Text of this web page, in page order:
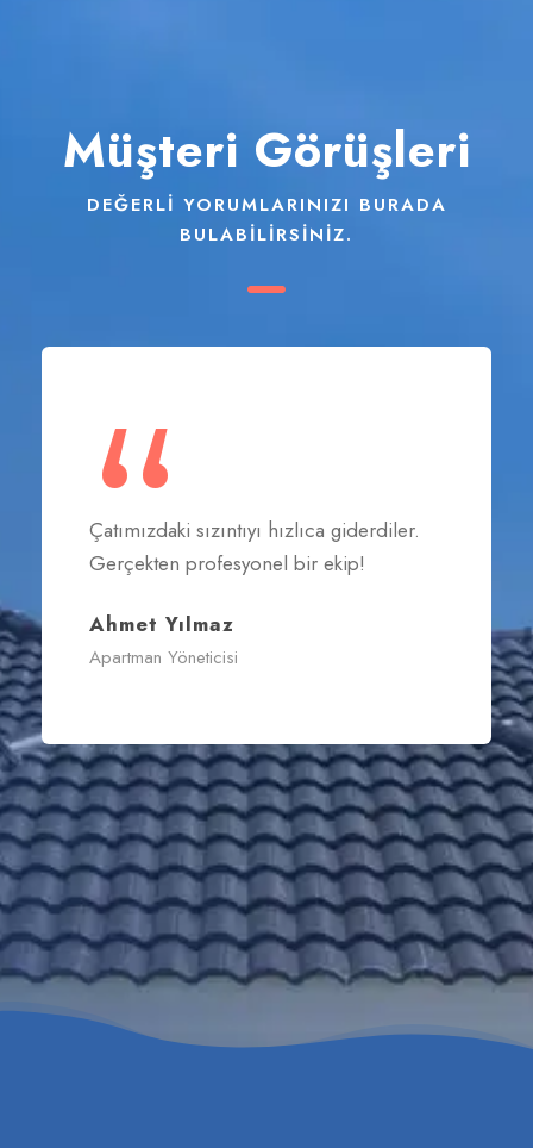
Müşteri Görüşleri
DEĞERLI YORUMLARINIZI BURADA
BULABILIRSINIZ.
“
Çatımızdaki sızıntıyı hızlıca giderdiler.
Gerçekten profesyonel bir ekip!
Ahmet Yılmaz
Apartman Yöneticisi